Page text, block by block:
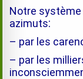
Notre
azimuts:
– par les
– par les